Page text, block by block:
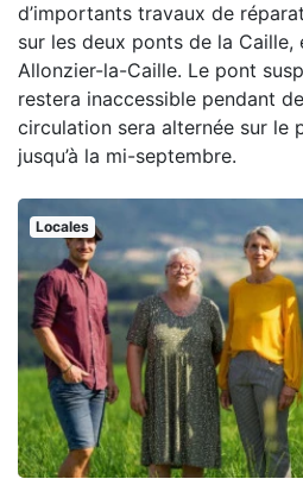
d’importants travaux de
sur les deux ponts de la Caille,
Allonzier-la-Caille. Le pont
restera inaccessible pendant
circulation sera alternée sur le
jusqu’à la mi-septembre.
Locales